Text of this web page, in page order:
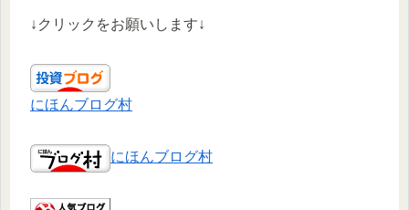
↓クリックをお願いします↓
にほんブログ村
にほんブログ村